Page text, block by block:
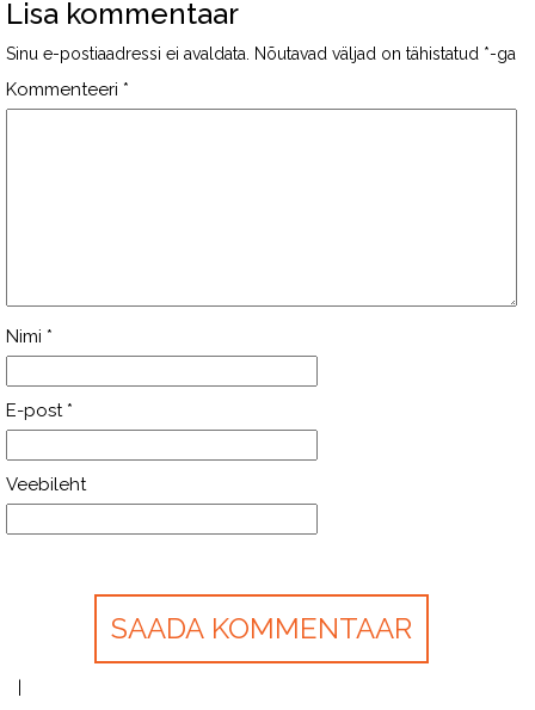
Lisa kommentaar
Sinu e-postiaadressi ei avaldata. Nõutavad väljad on tähistatud *-ga
Kommenteeri *
Nimi *
E-post *
Veebileht